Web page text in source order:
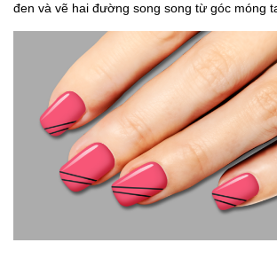
đen và vẽ hai đường song song từ góc móng